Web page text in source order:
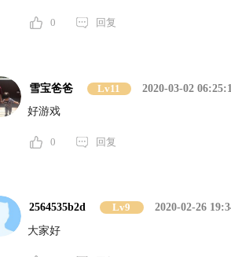
0 回复
雪宝爸爸 Lv11
2020-03-02
好游戏
0 回复
2564535b2d Lv9
2020-02-26
大家好